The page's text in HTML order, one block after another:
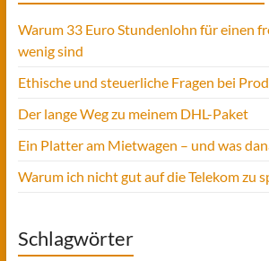
Warum 33 Euro Stundenlohn für einen
wenig sind
Ethische und steuerliche Fragen bei
Der lange Weg zu meinem DHL-Paket
Ein Platter am Mietwagen – und was
Warum ich nicht gut auf die Telekom zu
Schlagwörter